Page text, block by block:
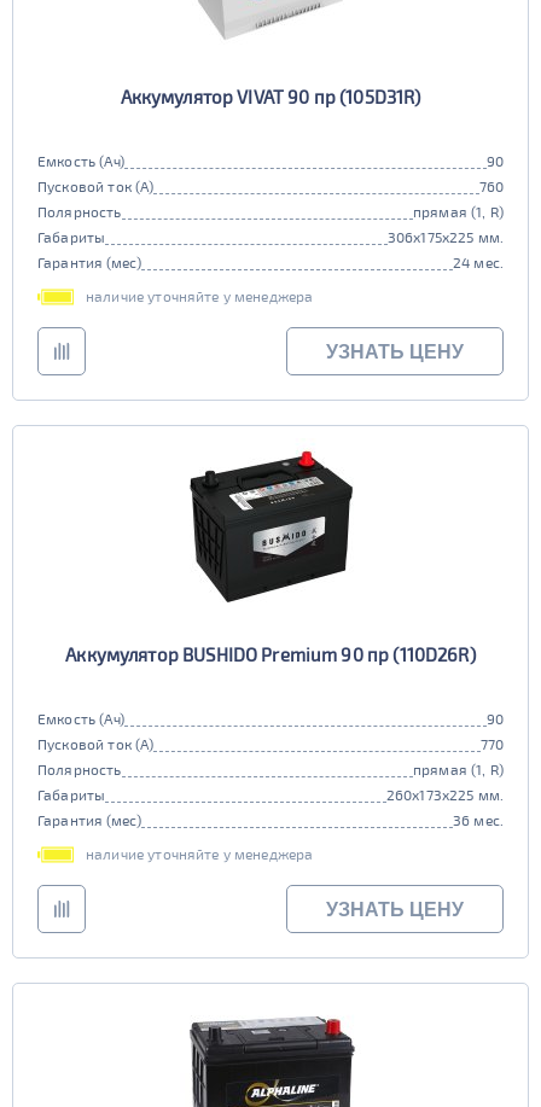
Аккумулятор VIVAT 90 пр (105D31R)
Емкость (Ач)
90
Пусковой ток (А)
760
Полярность
прямая (1, R)
Габариты
306x175x225 мм.
Гарантия (мес)
24 мес.
наличие уточняйте у менеджера
УЗНАТЬ ЦЕНУ
Аккумулятор BUSHIDO Premium 90 пр (110D26R)
Емкость (Ач)
90
Пусковой ток (А)
770
Полярность
прямая (1, R)
Габариты
260x173x225 мм.
Гарантия (мес)
36 мес.
наличие уточняйте у менеджера
УЗНАТЬ ЦЕНУ